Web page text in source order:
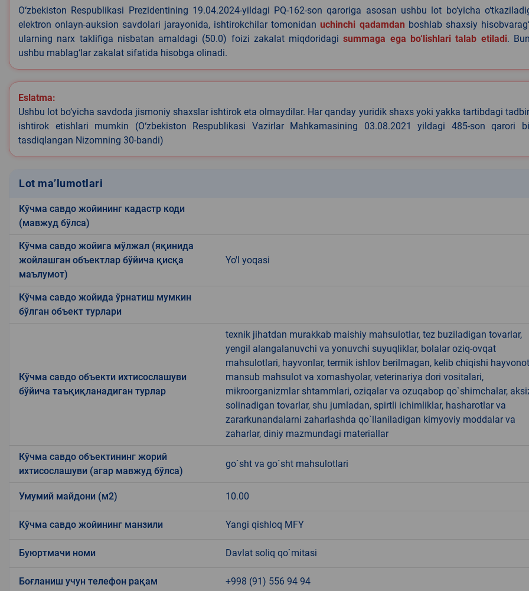
O‘zbekiston Respublikasi Prezidentining 19.04.2024-yildagi PQ-162-son qaroriga asosan ushbu lot bo‘yicha
elektron onlayn-auksion savdolari jarayonida, ishtirokchilar tomonidanuchinchi qadamdan boshlab shaxsiy
ularning narx taklifiga nisbatan amaldagi (50.0) foizi zakalat miqdoridagisummaga ega bo‘lishlari talab etiladi.
ushbu mablag‘lar zakalat sifatida hisobga olinadi.
Eslatma:
Ushbu lot bo‘yicha savdoda jismoniy shaxslar ishtirok eta olmaydilar. Har qanday yuridik shaxs yoki yakka tartibdagi
ishtirok etishlari mumkin (O‘zbekiston Respublikasi Vazirlar Mahkamasining 03.08.2021 yildagi 485-son qarori
tasdiqlangan Nizomning 30-bandi)
Lot ma’lumotlari
Кўчма савдо жойининг кадастр коди
(мавжуд бўлса)
Кўчма савдо жойига мўлжал (яқинида
жойлашган объектлар бўйича қисқа
маълумот)
Yo'l yoqasi
Кўчма савдо жойида ўрнатиш мумкин
бўлган объект турлари
Кўчма савдо объекти ихтисослашуви
бўйича таъқиқланадиган турлар
texnik jihatdan murakkab maishiy mahsulotlar, tez buziladigan tovarlar,
yengil alangalanuvchi va yonuvchi suyuqliklar, bolalar oziq-ovqat
mahsulotlari, hayvonlar, termik ishlov berilmagan, kelib chiqishi
mansub mahsulot va xomashyolar, veterinariya dori vositalari,
mikroorganizmlar shtammlari, oziqalar va ozuqabop qo`shimchalar,
solinadigan tovarlar, shu jumladan, spirtli ichimliklar, hasharotlar va
zararkunandalarni zaharlashda qo`llaniladigan kimyoviy moddalar va
zaharlar, diniy mazmundagi materiallar
Кўчма савдо объектининг жорий
ихтисослашуви (агар мавжуд бўлса)
go`sht va go`sht mahsulotlari
Умумий майдони (м2) 10.00
Кўчма савдо жойининг манзили Yangi qishloq MFY
Буюртмачи номи Davlat soliq qo`mitasi
Боғланиш учун телефон рақам +998 (91) 556 94 94